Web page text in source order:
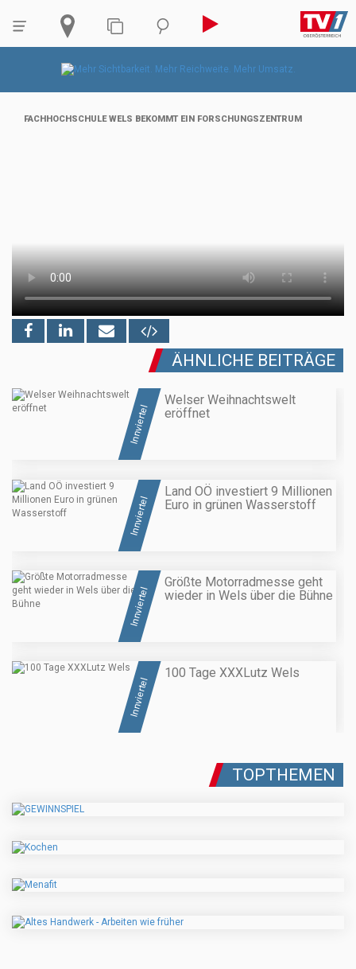
FACHHOCHSCHULE WELS BEKOMMT EIN FORSCHUNGSZENTRUM
ÄHNLICHE BEITRÄGE
Innviertel
Welser Weihnachtswelt
eröffnet
Innviertel
Land OÖ investiert 9 Millionen
Euro in grünen Wasserstoff
Innviertel
Größte Motorradmesse geht
wieder in Wels über die Bühne
Innviertel
100 Tage XXXLutz Wels
TOPTHEMEN